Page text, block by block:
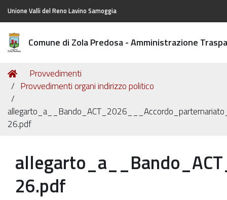
Unione Valli del Reno Lavino Samoggia
Comune di Zola Predosa - Amministrazione
Tu
sei
qui:
Home
Provvedimenti
Provvedimenti organi indirizzo politico
26.pdf
26.pdf